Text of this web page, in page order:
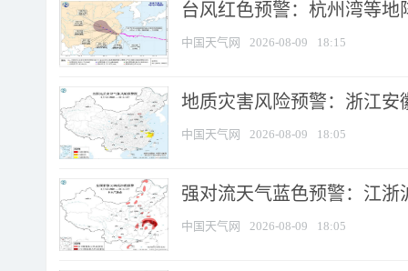
台风红色预警：杭州湾等地
中国天气网 2026-08-09 18:15
地质灾害风险预警：浙江安
中国天气网 2026-08-09 18:05
强对流天气蓝色预警：江浙
中国天气网 2026-08-09 18:05